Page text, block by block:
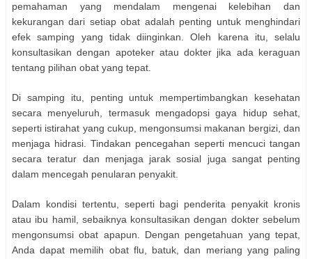
pemahaman yang mendalam mengenai kelebihan dan
kekurangan dari setiap obat adalah penting untuk menghindari
efek samping yang tidak diinginkan. Oleh karena itu, selalu
konsultasikan dengan apoteker atau dokter jika ada keraguan
tentang pilihan obat yang tepat.
Di samping itu, penting untuk mempertimbangkan kesehatan
secara menyeluruh, termasuk mengadopsi gaya hidup sehat,
seperti istirahat yang cukup, mengonsumsi makanan bergizi, dan
menjaga hidrasi. Tindakan pencegahan seperti mencuci tangan
secara teratur dan menjaga jarak sosial juga sangat penting
dalam mencegah penularan penyakit.
Dalam kondisi tertentu, seperti bagi penderita penyakit kronis
atau ibu hamil, sebaiknya konsultasikan dengan dokter sebelum
mengonsumsi obat apapun. Dengan pengetahuan yang tepat,
Anda dapat memilih obat flu, batuk, dan meriang yang paling